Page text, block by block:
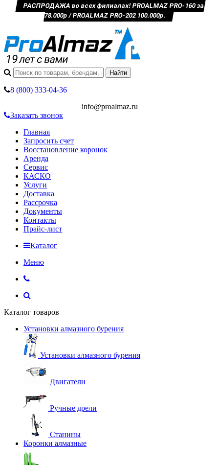
РАСПРОДАЖА во всех филиалах! PROALMAZ PRO-160 за
78.000р / PROALMAZ PRO-202 100.000р.
8 (800) 333-04-36
info@proalmaz.ru
Заказать звонок
Главная
Запросить счет
Восстановление коронок
Аренда
Сервис
КАСКО
Услуги
Доставка
Рассрочка
Документы
Контакты
Прайс-лист
Каталог
Меню
Каталог товаров
Установки алмазного бурения
Установки алмазного бурения
Двигатели
Ручные дрели
Станины
Коронки алмазные